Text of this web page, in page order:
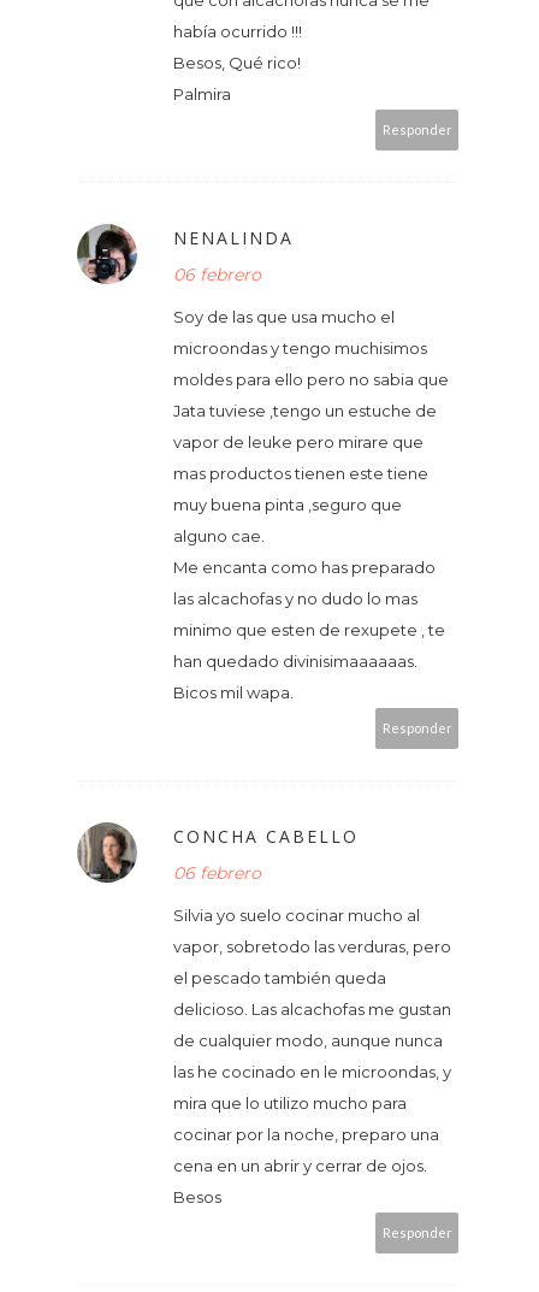
había ocurrido !!!
Besos, Qué rico!
Palmira
Responder
NENALINDA
06 febrero
Soy de las que usa mucho el
microondas y tengo muchisimos
moldes para ello pero no sabia que
Jata tuviese ,tengo un estuche de
vapor de leuke pero mirare que
mas productos tienen este tiene
muy buena pinta ,seguro que
alguno cae.
Me encanta como has preparado
las alcachofas y no dudo lo mas
minimo que esten de rexupete , te
han quedado divinisimaaaaaas.
Bicos mil wapa.
Responder
CONCHA CABELLO
06 febrero
Silvia yo suelo cocinar mucho al
vapor, sobretodo las verduras, pero
el pescado también queda
delicioso. Las alcachofas me gustan
de cualquier modo, aunque nunca
las he cocinado en le microondas, y
mira que lo utilizo mucho para
cocinar por la noche, preparo una
cena en un abrir y cerrar de ojos.
Besos
Responder